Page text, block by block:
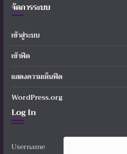
จัดการระบบ
เข้าสู่ระบบ
เข้าฟีด
แสดงความเห็นฟีด
WordPress.org
Log In
Username